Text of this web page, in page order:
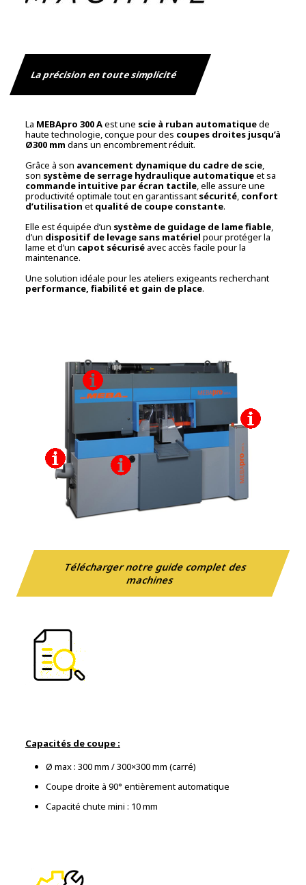
La précision en toute simplicité
La MEBApro 300 Aest une scie à ruban automatiquede
haute technologie, conçue pour des coupes droites jusqu’à
Ø300 mm dans un encombrement réduit.
Grâce à son avancement dynamique du cadre de scie,
son système de serrage hydraulique automatiqueet sa
commande intuitive par écran tactile, elle assure une
productivité optimale tout en garantissant sécurité, confort
d’utilisation et qualité de coupe constante.
Elle est équipée d’un système de guidage de lame fiable,
d’un dispositif de levage sans matériel pour protéger la
lame et d’un capot sécuriséavec accès facile pour la
maintenance.
Une solution idéale pour les ateliers exigeants recherchant
performance, fiabilité et gain de place.
Télécharger notre guide complet des
machines
Capacités de coupe :
Ø max : 300 mm / 300×300 mm (carré)
Coupe droite à 90° entièrement automatique
Capacité chute mini : 10 mm